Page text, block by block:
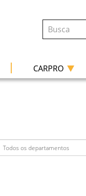
| CARPRO